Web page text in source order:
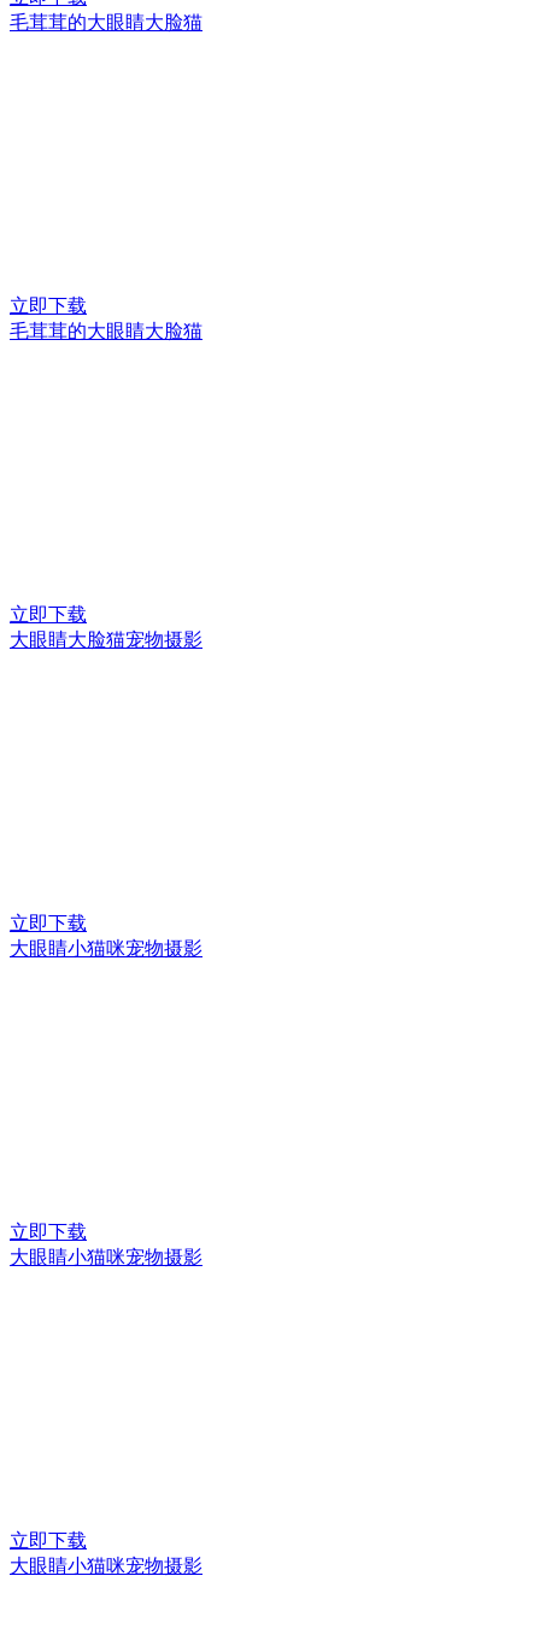
毛茸茸的大眼睛大脸猫
立即下载
毛茸茸的大眼睛大脸猫
立即下载
大眼睛大脸猫宠物摄影
立即下载
大眼睛小猫咪宠物摄影
立即下载
大眼睛小猫咪宠物摄影
立即下载
大眼睛小猫咪宠物摄影